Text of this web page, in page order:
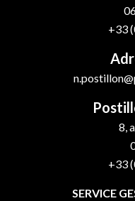
+33
8,
+33
SERVICE